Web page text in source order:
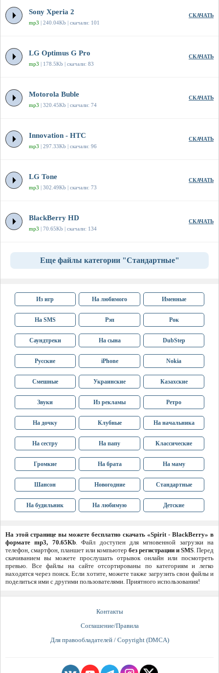
Sony Xperia 2
mp3 | 240.04Kb | скачали: 101
СКАЧАТЬ
LG Optimus G Pro
mp3 | 178.5Kb | скачали: 83
СКАЧАТЬ
Motorola Buble
mp3 | 320.45Kb | скачали: 74
СКАЧАТЬ
Innovation - HTC
mp3 | 297.33Kb | скачали: 96
СКАЧАТЬ
LG Tone
mp3 | 302.49Kb | скачали: 73
СКАЧАТЬ
BlackBerry HD
mp3 | 70.65Kb | скачали: 134
СКАЧАТЬ
Еще файлы категории "Стандартные"
Из игр На любимого Именные
На SMS Рэп Рок
Саундтреки На сына DubStep
Русские iPhone Nokia
Смешные Украинские Казахские
Звуки Из рекламы Ретро
На дочку Клубные На начальника
На сестру На папу Классические
Громкие На брата На маму
Шансон Новогодние Стандартные
На будильник На любимую Детские
На этой странице вы можете бесплатно скачать «Spirit - BlackBerry» в
формате mp3, 70.65Kb. Файл доступен для мгновенной загрузки на
телефон, смартфон, планшет или компьютер без регистрации и SMS. Перед
скачиванием вы можете прослушать отрывок онлайн или посмотреть
превью. Все файлы на сайте отсортированы по категориям и легко
находятся через поиск. Если хотите, можете также загрузить свои файлы и
поделиться ими с другими пользователями. Приятного использования!
Контакты
Соглашение/Правила
Для правообладателей / Copyright (DMCA)